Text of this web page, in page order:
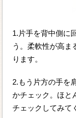
1.片手を背中側に
う。柔軟性が高ま
ります。
2.もう片方の手を
かチェック。ほと
チェックしてみて